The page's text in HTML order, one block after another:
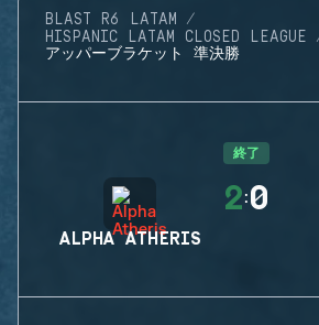
BLAST R6 LATAM
HISPANIC LATAM CLOSED LEAGUE
アッパーブラケット 準決勝
終了
ALPHA ATHERIS
2:0